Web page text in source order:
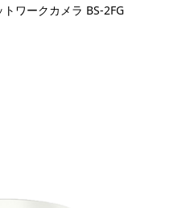
ワークカメラ BS-2FG